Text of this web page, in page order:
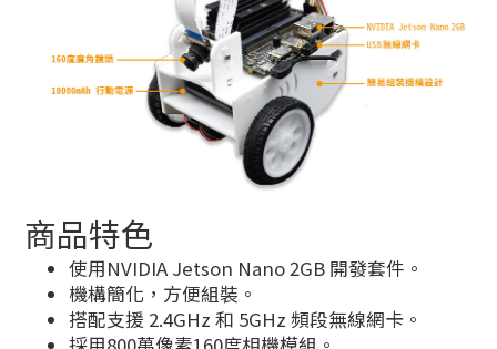
商品特色
使用NVIDIA Jetson Nano 2GB 開發套件。
機構簡化，方便組裝。
搭配支援 2.4GHz 和 5GHz 頻段無線網卡。